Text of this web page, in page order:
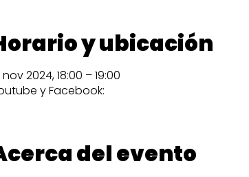
y ubicación
nov 2024, 18:00 – 19:00
y Facebook:
del evento